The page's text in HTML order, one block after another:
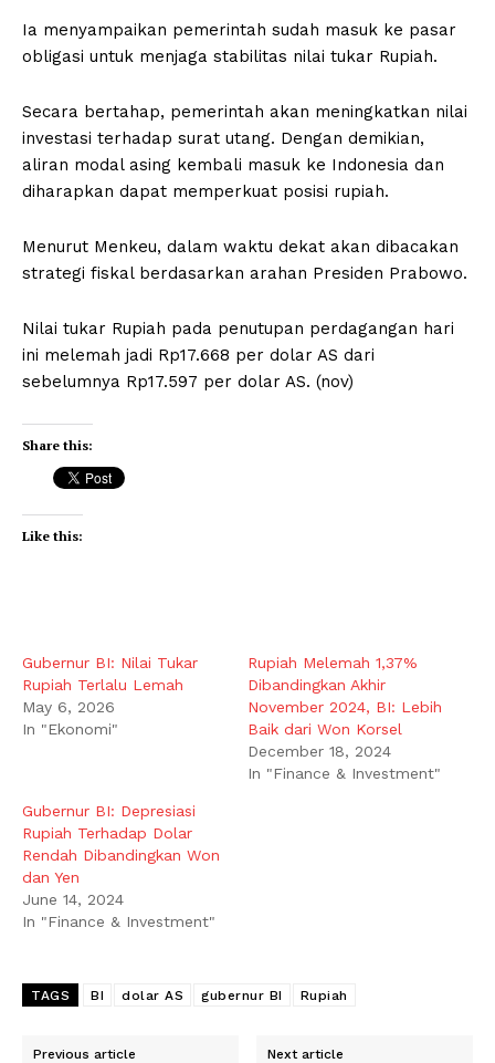
Ia menyampaikan pemerintah sudah masuk ke pasar
obligasi untuk menjaga stabilitas nilai tukar Rupiah.
Secara bertahap, pemerintah akan meningkatkan nilai
investasi terhadap surat utang. Dengan demikian,
aliran modal asing kembali masuk ke Indonesia dan
diharapkan dapat memperkuat posisi rupiah.
Menurut Menkeu, dalam waktu dekat akan dibacakan
strategi fiskal berdasarkan arahan Presiden Prabowo.
Nilai tukar Rupiah pada penutupan perdagangan hari
ini melemah jadi Rp17.668 per dolar AS dari
sebelumnya Rp17.597 per dolar AS. (nov)
Share this:
Like this:
Gubernur BI: Nilai Tukar
Rupiah Terlalu Lemah
May 6, 2026
In "Ekonomi"
Rupiah Melemah 1,37%
Dibandingkan Akhir
November 2024, BI: Lebih
Baik dari Won Korsel
December 18, 2024
In "Finance & Investment"
Gubernur BI: Depresiasi
Rupiah Terhadap Dolar
Rendah Dibandingkan Won
dan Yen
June 14, 2024
In "Finance & Investment"
TAGS BI dolar AS gubernur BI Rupiah
Previous article Next article